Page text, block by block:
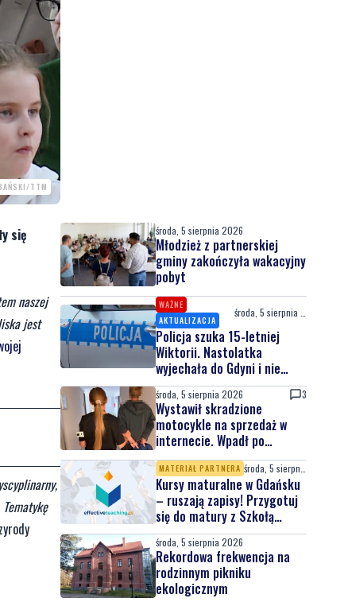
TTM
się
naszej
jest
środa, 5 sierpnia 2026
Młodzież z partnerskiej
gminy zakończyła wakacyjny
pobyt
WAŻNE
AKTUALIZACJA
Policja szuka 15-letniej
Wiktorii. Nastolatka
wyjechała do Gdyni i nie
wróciła
środa, 5 sierpnia 2026 3
Wystawił skradzione
motocykle na sprzedaż w
internecie. Wpadł po
zgłoszeniu właściciela
MATERIAŁ PARTNERA
Kursy maturalne w Gdańsku
– ruszają zapisy! Przygotuj
się do matury z Szkołą
Effective Teaching!
środa, 5 sierpnia 2026
Rekordowa frekwencja na
rodzinnym pikniku
ekologicznym